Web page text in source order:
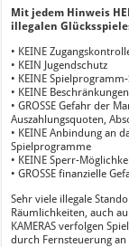
Mit jedem Hinweis
illegalen
• KEINE
• KEIN Jugendschutz
• KEINE
• KEINE
• GROSSE Gefahr der
Auszahlungsquoten,
• KEINE Anbindung an
Spielprogramme
• KEINE Sperr-
• GROSSE finanzielle
Sehr viele illegale
Räumlichkeiten, auch
KAMERAS verfolgen
durch Fernsteuerung an